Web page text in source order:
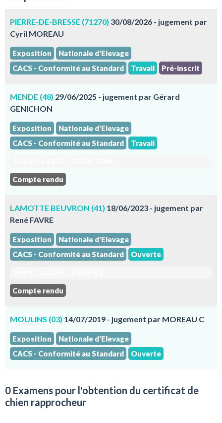
PIERRE-DE-BRESSE (71270) 30/08/2026 - jugement par
Cyril MOREAU
Exposition
Nationale d'Elevage
CACS - Conformité au Standard
Travail Pré-inscrit
MENDE (48) 29/06/2025 - jugement par Gérard
GENICHON
Exposition
Nationale d'Elevage
CACS - Conformité au Standard
Travail
Compte rendu
LAMOTTE BEUVRON (41) 18/06/2023 - jugement par
René FAVRE
Exposition
Nationale d'Elevage
CACS - Conformité au Standard
Ouverte
Compte rendu
MOULINS (03) 14/07/2019 - jugement par MOREAU C
Exposition
Nationale d'Elevage
CACS - Conformité au Standard
Ouverte
0 Examens pour l'obtention du certificat de
chien rapprocheur